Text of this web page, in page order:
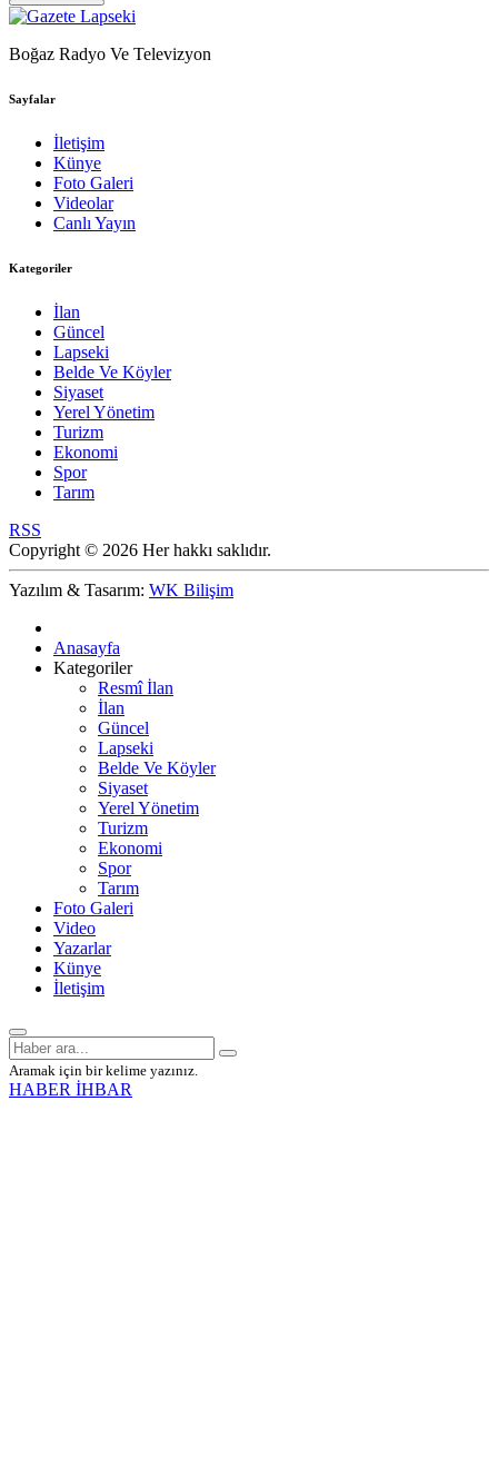
Boğaz Radyo Ve Televizyon
Sayfalar
İletişim
Künye
Foto Galeri
Videolar
Canlı Yayın
Kategoriler
İlan
Güncel
Lapseki
Belde Ve Köyler
Siyaset
Yerel Yönetim
Turizm
Ekonomi
Spor
Tarım
RSS
Copyright © 2026 Her hakkı saklıdır.
Yazılım & Tasarım: WK Bilişim
Anasayfa
Kategoriler
Resmî İlan
İlan
Güncel
Lapseki
Belde Ve Köyler
Siyaset
Yerel Yönetim
Turizm
Ekonomi
Spor
Tarım
Foto Galeri
Video
Yazarlar
Künye
İletişim
Aramak için bir kelime yazınız.
HABER İHBAR